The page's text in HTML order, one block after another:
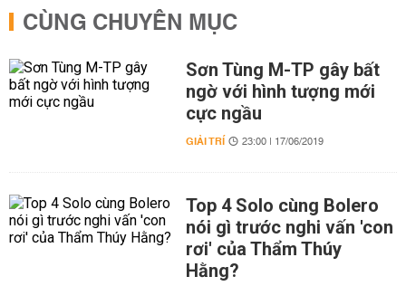
CÙNG CHUYÊN MỤC
Sơn Tùng M-TP gây bất
ngờ với hình tượng mới
cực ngầu
GIẢI TRÍ 23:00 | 17/06/2019
Top 4 Solo cùng Bolero
nói gì trước nghi vấn 'con
rơi' của Thẩm Thúy
Hằng?